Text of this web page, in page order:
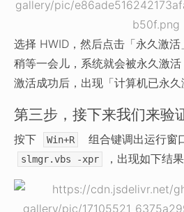
选择 HWID，然后点击「永久激活
稍等一会儿，系统就会被永久激活
激活成功后，出现「计算机已永久
第三步，接下来我们来验
按下 Win+R 组合键调出运行窗
slmgr.vbs -xpr ，出现如下结果